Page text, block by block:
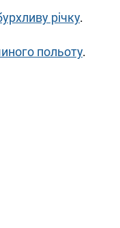
річку.
польоту.